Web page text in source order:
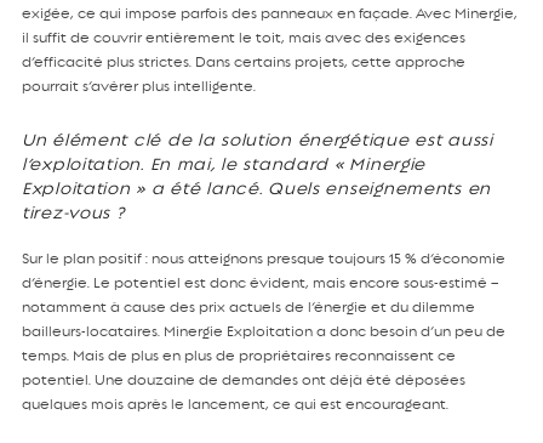
exigée, ce qui impose parfois des panneaux en façade. Avec Minergie,
il suffit de couvrir entièrement le toit, mais avec des exigences
d’efficacité plus strictes. Dans certains projets, cette approche
pourrait s’avérer plus intelligente.
Un élément clé de la solution énergétique est aussi
l’exploitation. En mai, le standard « Minergie
Exploitation » a été lancé. Quels enseignements en
tirez-vous ?
Sur le plan positif : nous atteignons presque toujours 15 % d’économie
d’énergie. Le potentiel est donc évident, mais encore sous-estimé –
notamment à cause des prix actuels de l’énergie et du dilemme
bailleurs-locataires. Minergie Exploitation a donc besoin d’un peu de
temps. Mais de plus en plus de propriétaires reconnaissent ce
potentiel. Une douzaine de demandes ont déjà été déposées
quelques mois après le lancement, ce qui est encourageant.